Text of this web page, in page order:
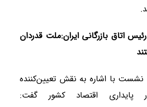
اتاق بازرگانی ایران:ملت قدردان
با اشاره به نقش تعیین‌کننده
پایداری اقتصاد کشور گفت: